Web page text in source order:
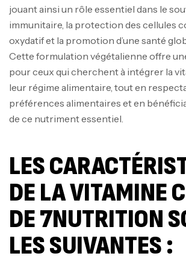
jouant ainsi un rôle essentiel dans le
immunitaire, la protection des cellules
oxydatif et la promotion d’une santé
Cette formulation végétalienne offre
pour ceux qui cherchent à intégrer la
leur régime alimentaire, tout en
préférences alimentaires et en
de ce nutriment essentiel.
LES
DE LA VITAMINE
DE 7NUTRITION
LES SUIVANTES :